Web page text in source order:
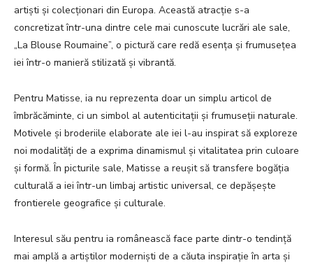
artiști și colecționari din Europa. Această atracție s-a
concretizat într-una dintre cele mai cunoscute lucrări ale sale,
„La Blouse Roumaine”, o pictură care redă esența și frumusețea
iei într-o manieră stilizată și vibrantă.
Pentru Matisse, ia nu reprezenta doar un simplu articol de
îmbrăcăminte, ci un simbol al autenticitații și frumuseții naturale.
Motivele și broderiile elaborate ale iei l-au inspirat să exploreze
noi modalități de a exprima dinamismul și vitalitatea prin culoare
și formă. În picturile sale, Matisse a reușit să transfere bogăția
culturală a iei într-un limbaj artistic universal, ce depășește
frontierele geografice și culturale.
Interesul său pentru ia românească face parte dintr-o tendință
mai amplă a artiștilor moderniști de a căuta inspirație în arta și